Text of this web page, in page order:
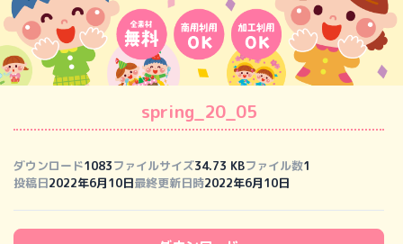
spring_20_05
ダウンロード1083ファイルサイズ34.73 KBファイル数1
投稿日2022年6月10日最終更新日時2022年6月10日